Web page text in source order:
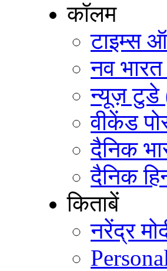
कॉलम
टाइम्स
नव भारत
न्यूज़ टुडे
वीकेंड
दैनिक
दैनिक
किताबें
नरेंद्र